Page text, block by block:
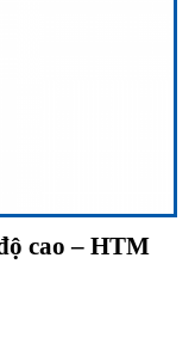
cao – HTM